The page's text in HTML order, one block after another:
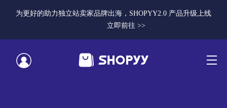
为更好的助力独立站卖家品牌出海，SHOPYY2.0 产品升级上线
立即前往 >>